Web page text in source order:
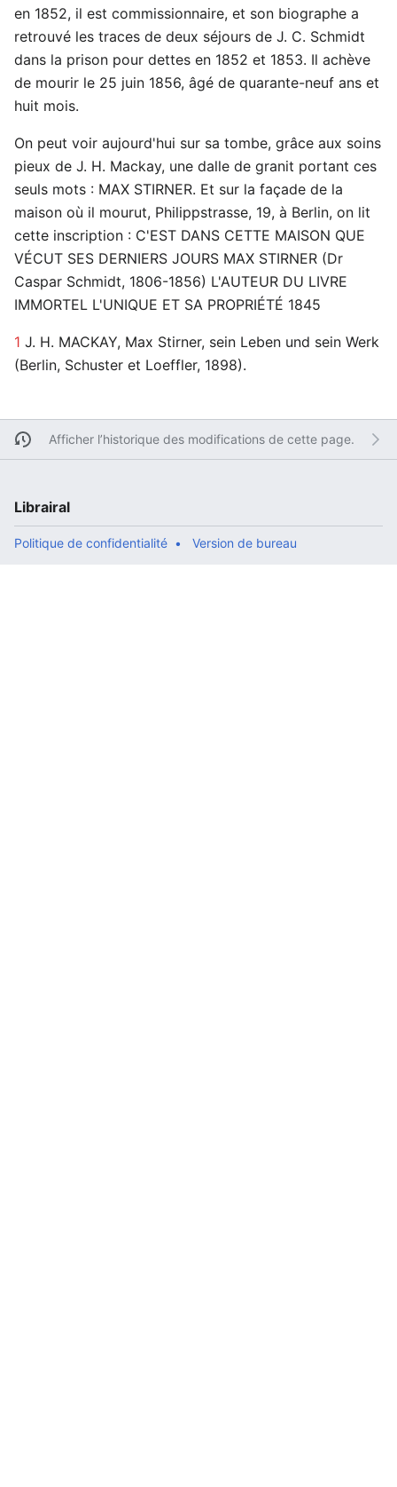
en 1852, il est commissionnaire, et son biographe a
retrouvé les traces de deux séjours de J. C. Schmidt
dans la prison pour dettes en 1852 et 1853. Il achève
de mourir le 25 juin 1856, âgé de quarante-neuf ans et
huit mois.
On peut voir aujourd'hui sur sa tombe, grâce aux soins
pieux de J. H. Mackay, une dalle de granit portant ces
seuls mots : MAX STIRNER. Et sur la façade de la
maison où il mourut, Philippstrasse, 19, à Berlin, on lit
cette inscription : C'EST DANS CETTE MAISON QUE
VÉCUT SES DERNIERS JOURS MAX STIRNER (Dr
Caspar Schmidt, 1806-1856) L'AUTEUR DU LIVRE
IMMORTEL L'UNIQUE ET SA PROPRIÉTÉ 1845
1 J. H. MACKAY, Max Stirner, sein Leben und sein Werk
(Berlin, Schuster et Loeffler, 1898).
Afficher l’historique des modifications de cette page.
Librairal
Politique de confidentialité Version de bureau